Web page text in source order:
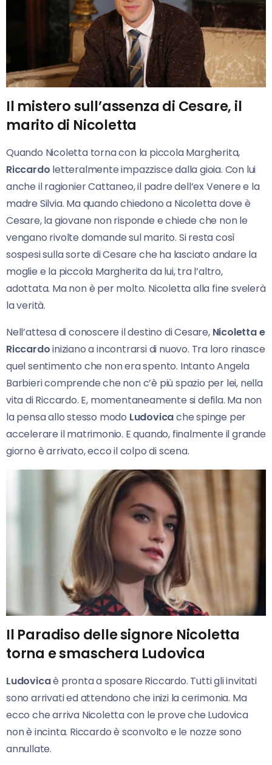
Il mistero sull’assenza di Cesare, il
marito di Nicoletta
Quando Nicoletta torna con la piccola Margherita,
Riccardo letteralmente impazzisce dalla gioia. Con lui
anche il ragionier Cattaneo, il padre dell’ex Venere e la
madre Silvia. Ma quando chiedono a Nicoletta dove è
Cesare, la giovane non risponde e chiede che non le
vengano rivolte domande sul marito. Si resta così
sospesi sulla sorte di Cesare che ha lasciato andare la
moglie e la piccola Margherita da lui, tra l’altro,
adottata. Ma non è per molto. Nicoletta alla fine svelerà
la verità.
Nell’attesa di conoscere il destino di Cesare,Nicoletta e
Riccardoiniziano a incontrarsi di nuovo. Tra loro rinasce
quel sentimento che non era spento. Intanto Angela
Barbieri comprende che non c’è più spazio per lei, nella
vita di Riccardo. E, momentaneamente si defila. Ma non
la pensa allo stesso modo Ludovicache spinge per
accelerare il matrimonio. E quando, finalmente il grande
giorno è arrivato, ecco il colpo di scena.
Il Paradiso delle signore Nicoletta
torna e smaschera Ludovica
Ludovicaè pronta a sposare Riccardo. Tutti gli invitati
sono arrivati ed attendono che inizi la cerimonia. Ma
ecco che arriva Nicoletta con le prove che Ludovica
non è incinta. Riccardo è sconvolto e le nozze sono
annullate.